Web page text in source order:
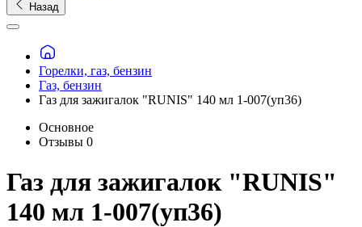
Назад
Горелки, газ, бензин
Газ, бензин
Газ для зажигалок "RUNIS" 140 мл 1-007(уп36)
Основное
Отзывы 0
Газ для зажигалок "RUNIS"
140 мл 1-007(уп36)